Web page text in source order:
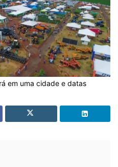
em uma cidade e datas